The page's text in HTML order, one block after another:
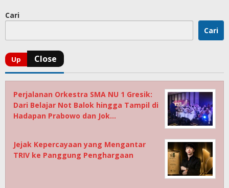
Cari
Cari
Perjalanan Orkestra SMA NU 1 Gresik:
Dari Belajar Not Balok hingga Tampil di
Hadapan Prabowo dan Jok…
Jejak Kepercayaan yang Mengantar
TRIV ke Panggung Penghargaan